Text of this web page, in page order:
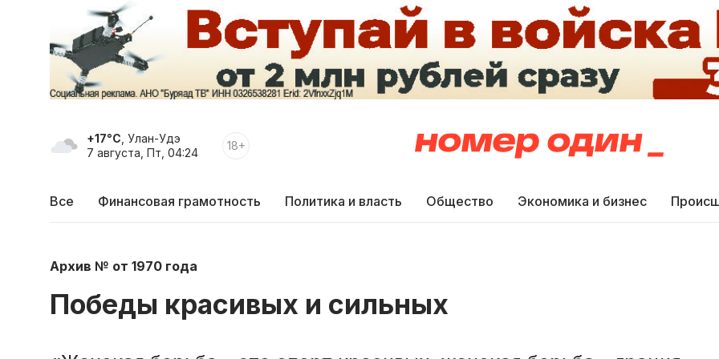
+17°C , Улан-Удэ
7 августа, Пт, 04:24
18+
Все Финансовая грамотность Политика и власть Общество Экономика и бизнес
Архив № от 1970 года
Победы красивых и сильных